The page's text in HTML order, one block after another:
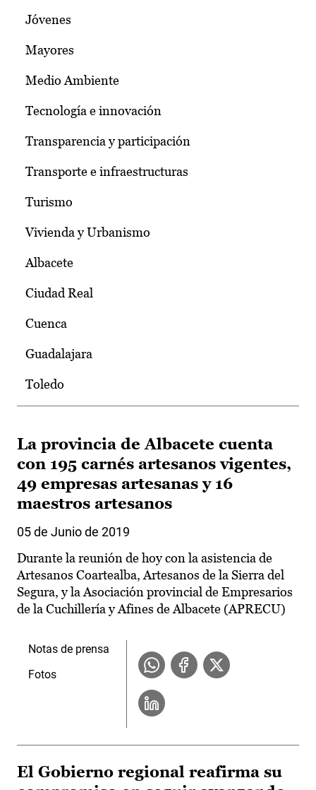
Jóvenes
Mayores
Medio Ambiente
Tecnología e innovación
Transparencia y participación
Transporte e infraestructuras
Turismo
Vivienda y Urbanismo
Albacete
Ciudad Real
Cuenca
Guadalajara
Toledo
La provincia de Albacete cuenta
con 195 carnés artesanos vigentes,
49 empresas artesanas y 16
maestros artesanos
05 de Junio de 2019
Durante la reunión de hoy con la asistencia de
Artesanos Coartealba, Artesanos de la Sierra del
Segura, y la Asociación provincial de Empresarios
de la Cuchillería y Afines de Albacete (APRECU)
Notas de prensa
Fotos
El Gobierno regional reafirma su